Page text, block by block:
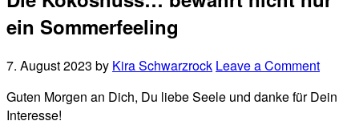
ein Sommerfeeling
7. August 2023 by Kira Schwarzrock Leave a Comment
Guten Morgen an Dich, Du liebe Seele und danke für Dein
Interesse!